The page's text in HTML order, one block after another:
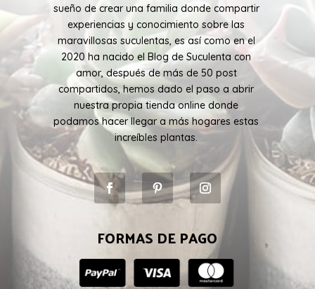
sueño de crear una familia donde compartir
experiencias y conocimiento sobre las
maravillosas suculentas, es así como en el
2020 ha nacido el Blog de Suculenta con
amor, después de más de 50 post
compartidos, hemos dado el paso a abrir
nuestra propia tienda online donde
podamos hacer llegar a más hogares estas
increíbles plantas.
FORMAS DE PAGO